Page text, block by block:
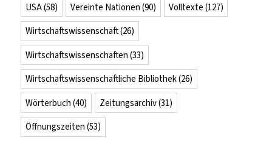
USA(58) Vereinte Nationen (90) Volltexte (127)
Wirtschaftswissenschaft(26)
Wirtschaftswissenschaften (33)
Wirtschaftswissenschaftliche Bibliothek(26)
Wörterbuch (40) Zeitungsarchiv(31)
Öffnungszeiten (53)